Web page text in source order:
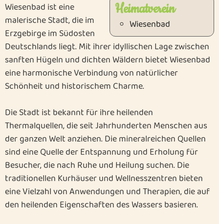
Heimatverein
Wiesenbad
Wiesenbad ist eine
malerische Stadt, die im
Erzgebirge im Südosten
Deutschlands liegt. Mit ihrer idyllischen Lage zwischen
sanften Hügeln und dichten Wäldern bietet Wiesenbad
eine harmonische Verbindung von natürlicher
Schönheit und historischem Charme.
Die Stadt ist bekannt für ihre heilenden
Thermalquellen, die seit Jahrhunderten Menschen aus
der ganzen Welt anziehen. Die mineralreichen Quellen
sind eine Quelle der Entspannung und Erholung für
Besucher, die nach Ruhe und Heilung suchen. Die
traditionellen Kurhäuser und Wellnesszentren bieten
eine Vielzahl von Anwendungen und Therapien, die auf
den heilenden Eigenschaften des Wassers basieren.